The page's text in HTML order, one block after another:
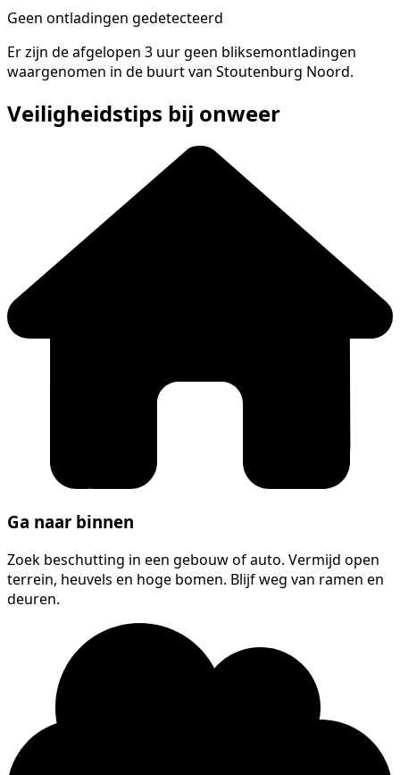
Geen ontladingen gedetecteerd
Er zijn de afgelopen 3 uur geen bliksemontladingen
waargenomen in de buurt van Stoutenburg Noord.
Veiligheidstips bij onweer
Ga naar binnen
Zoek beschutting in een gebouw of auto. Vermijd open
terrein, heuvels en hoge bomen. Blijf weg van ramen en
deuren.